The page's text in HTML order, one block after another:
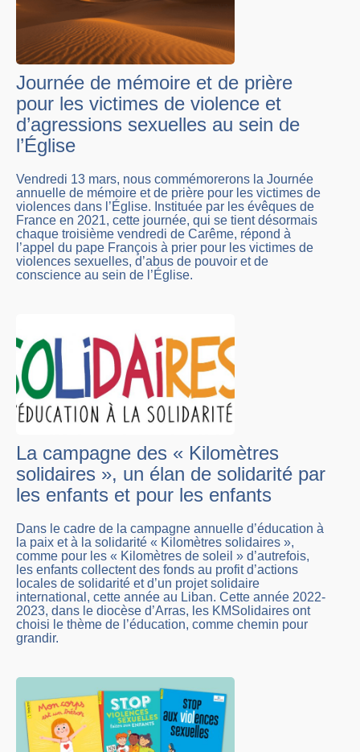
Journée de mémoire et de prière
pour les victimes de violence et
d’agressions sexuelles au sein de
l’Église
Vendredi 13 mars, nous commémorerons la Journée
annuelle de mémoire et de prière pour les victimes de
violences dans l’Église. Instituée par les évêques de
France en 2021, cette journée, qui se tient désormais
chaque troisième vendredi de Carême, répond à
l’appel du pape François à prier pour les victimes de
violences sexuelles, d’abus de pouvoir et de
conscience au sein de l’Église.
La campagne des « Kilomètres
solidaires », un élan de solidarité par
les enfants et pour les enfants
Dans le cadre de la campagne annuelle d’éducation à
la paix et à la solidarité « Kilomètres solidaires »,
comme pour les « Kilomètres de soleil » d’autrefois,
les enfants collectent des fonds au profit d’actions
locales de solidarité et d’un projet solidaire
international, cette année au Liban. Cette année 2022-
2023, dans le diocèse d’Arras, les KMSolidaires ont
choisi le thème de l’éducation, comme chemin pour
grandir.